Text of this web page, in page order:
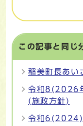
この記事と同じ
稲美町長あい
令和8(2026
(施政方針)
令和6(2024)